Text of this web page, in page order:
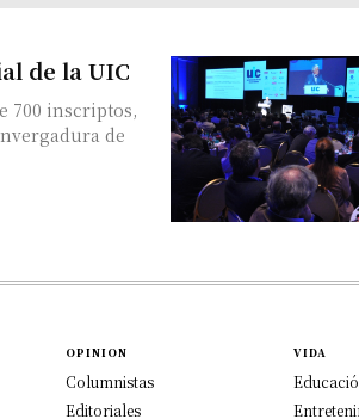
de la UIC
700 inscriptos,
de
OPINION
Columnistas
Editoriales
VIDA